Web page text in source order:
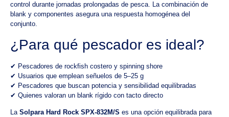
control durante jornadas prolongadas de pesca. La combinación de
blank y componentes asegura una respuesta homogénea del
conjunto.
¿Para qué pescador es ideal?
✔ Pescadores de rockfish costero y spinning shore
✔ Usuarios que emplean señuelos de 5–25 g
✔ Pescadores que buscan potencia y sensibilidad equilibradas
✔ Quienes valoran un blank rígido con tacto directo
La Solpara Hard Rock SPX-832M/S es una opción equilibrada para